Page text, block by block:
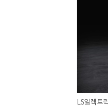
LS일렉트